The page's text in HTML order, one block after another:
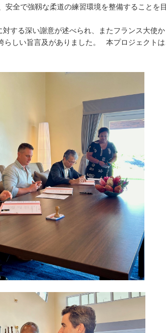
全で強靱な柔道の練習環境を整備することを
する深い謝意が述べられ、またフランス大使
しい旨言及がありました。 本プロジェクト